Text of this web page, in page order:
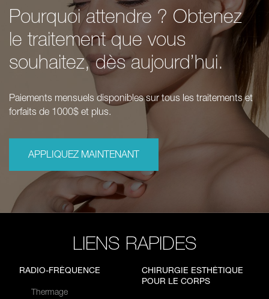
Pourquoi attendre ? Obtenez
le traitement que vous
souhaitez, dès aujourd’hui.
Paiements mensuels disponibles sur tous les traitements et
forfaits de 1000$ et plus.
APPLIQUEZ MAINTENANT
LIENS RAPIDES
RADIO-FRÉQUENCE
Thermage
CHIRURGIE ESTHÉTIQUE
POUR LE CORPS